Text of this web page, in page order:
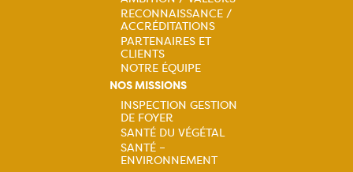
principale
RECONNAISSANCE /
ACCRÉDITATIONS
PARTENAIRES ET
CLIENTS
NOTRE ÉQUIPE
NOS MISSIONS
Navigation
INSPECTION GESTION
DE FOYER
SANTÉ DU VÉGÉTAL
SANTÉ –
ENVIRONNEMENT